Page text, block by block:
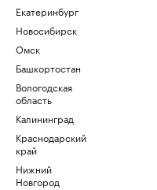
Екатеринбург
Новосибирск
Омск
Башкортостан
Вологодская
область
Калининград
Краснодарский
край
Нижний
Новгород